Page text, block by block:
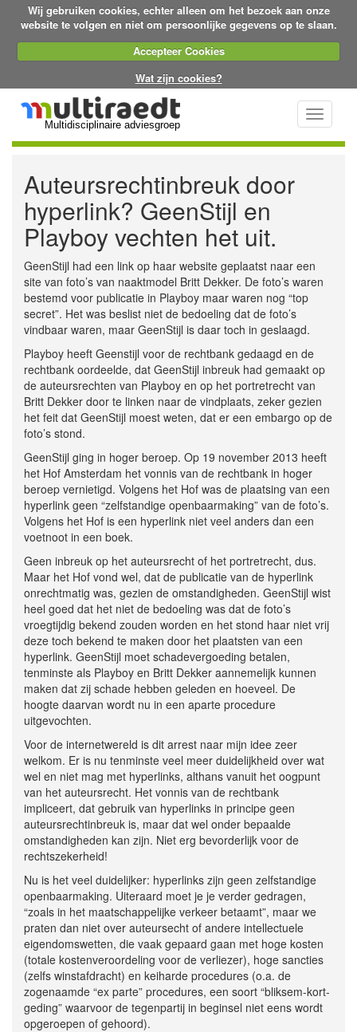
Wij gebruiken cookies, echter alleen om het bezoek aan onze
website te volgen en niet om persoonlijke gegevens op te slaan.
Accepteer Cookies
Wat zijn cookies?
Multidisciplinaire adviesgroep
Toggle
Auteursrechtinbreuk door
hyperlink? GeenStijl en
Playboy vechten het uit.
GeenStijl had een link op haar website geplaatst naar een
site van foto’s van naaktmodel Britt Dekker. De foto’s waren
bestemd voor publicatie in Playboy maar waren nog “top
secret”. Het was beslist niet de bedoeling dat de foto’s
vindbaar waren, maar GeenStijl is daar toch in geslaagd.
Playboy heeft Geenstijl voor de rechtbank gedaagd en de
rechtbank oordeelde, dat GeenStijl inbreuk had gemaakt op
de auteursrechten van Playboy en op het portretrecht van
Britt Dekker door te linken naar de vindplaats, zeker gezien
het feit dat GeenStijl moest weten, dat er een embargo op de
foto’s stond.
GeenStijl ging in hoger beroep. Op 19 november 2013 heeft
het Hof Amsterdam het vonnis van de rechtbank in hoger
beroep vernietigd. Volgens het Hof was de plaatsing van een
hyperlink geen “zelfstandige openbaarmaking” van de foto’s.
Volgens het Hof is een hyperlink niet veel anders dan een
voetnoot in een boek.
Geen inbreuk op het auteursrecht of het portretrecht, dus.
Maar het Hof vond wel, dat de publicatie van de hyperlink
onrechtmatig was, gezien de omstandigheden. GeenStijl wist
heel goed dat het niet de bedoeling was dat de foto’s
vroegtijdig bekend zouden worden en het stond haar niet vrij
deze toch bekend te maken door het plaatsten van een
hyperlink. GeenStijl moet schadevergoeding betalen,
tenminste als Playboy en Britt Dekker aannemelijk kunnen
maken dat zij schade hebben geleden en hoeveel. De
hoogte daarvan wordt nu in een aparte procedure
uitgevochten.
Voor de internetwereld is dit arrest naar mijn idee zeer
welkom. Er is nu tenminste veel meer duidelijkheid over wat
wel en niet mag met hyperlinks, althans vanuit het oogpunt
van het auteursrecht. Het vonnis van de rechtbank
impliceert, dat gebruik van hyperlinks in principe geen
auteursrechtinbreuk is, maar dat wel onder bepaalde
omstandigheden kan zijn. Niet erg bevorderlijk voor de
rechtszekerheid!
Nu is het veel duidelijker: hyperlinks zijn geen zelfstandige
openbaarmaking. Uiteraard moet je je verder gedragen,
“zoals in het maatschappelijke verkeer betaamt”, maar we
praten dan niet over auteursecht of andere intellectuele
eigendomswetten, die vaak gepaard gaan met hoge kosten
(totale kostenveroordeling voor de verliezer), hoge sancties
(zelfs winstafdracht) en keiharde procedures (o.a. de
zogenaamde “ex parte” procedures, een soort “bliksem-kort-
geding” waarvoor de tegenpartij in beginsel niet eens wordt
opgeroepen of gehoord).